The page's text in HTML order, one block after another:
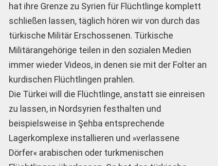
hat ihre Grenze zu Syrien für Flüchtlinge komplett
schließen lassen, täglich hören wir von durch das
türkische Militär Erschossenen. Türkische
Militärangehörige teilen in den sozialen Medien
immer wieder Videos, in denen sie mit der Folter an
kurdischen Flüchtlingen prahlen.
Die Türkei will die Flüchtlinge, anstatt sie einreisen
zu lassen, in Nordsyrien festhalten und
beispielsweise in Şehba entsprechende
Lagerkomplexe installieren und »verlassene
Dörfer« arabischen oder turkmenischen